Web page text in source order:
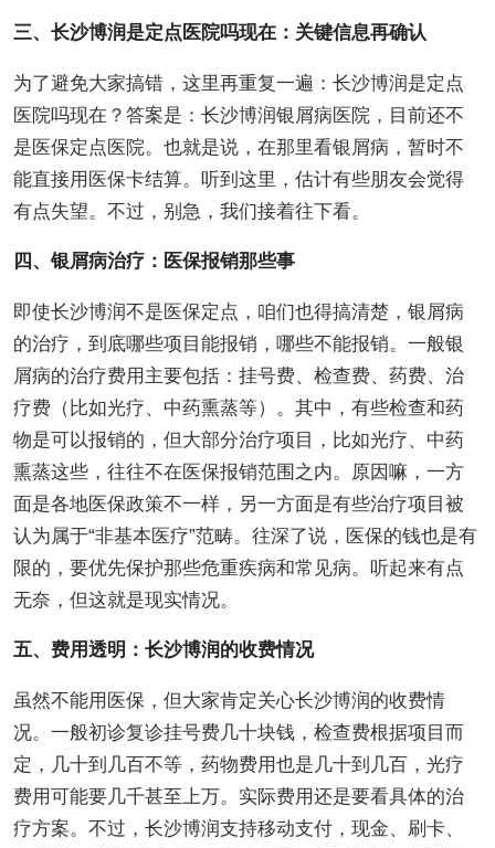
三、长沙博润是定点医院吗现在：关键信息再确认
为了避免大家搞错，这里再重复一遍：长沙博润是定点
医院吗现在？答案是：长沙博润银屑病医院，目前还不
是医保定点医院。也就是说，在那里看银屑病，暂时不
能直接用医保卡结算。听到这里，估计有些朋友会觉得
有点失望。不过，别急，我们接着往下看。
四、银屑病治疗：医保报销那些事
即使长沙博润不是医保定点，咱们也得搞清楚，银屑病
的治疗，到底哪些项目能报销，哪些不能报销。一般银
屑病的治疗费用主要包括：挂号费、检查费、药费、治
疗费（比如光疗、中药熏蒸等）。其中，有些检查和药
物是可以报销的，但大部分治疗项目，比如光疗、中药
熏蒸这些，往往不在医保报销范围之内。原因嘛，一方
面是各地医保政策不一样，另一方面是有些治疗项目被
认为属于“非基本医疗”范畴。往深了说，医保的钱也是有
限的，要优先保护那些危重疾病和常见病。听起来有点
无奈，但这就是现实情况。
五、费用透明：长沙博润的收费情况
虽然不能用医保，但大家肯定关心长沙博润的收费情
况。一般初诊复诊挂号费几十块钱，检查费根据项目而
定，几十到几百不等，药物费用也是几十到几百，光疗
费用可能要几千甚至上万。实际费用还是要看具体的治
疗方案。不过，长沙博润支持移动支付，现金、刷卡、